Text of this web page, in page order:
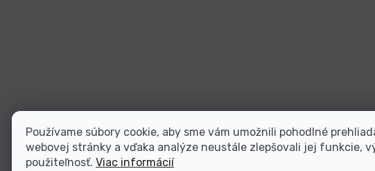
Používame súbory cookie, aby sme vám umožnili pohodlné
webovej stránky a vďaka analýze neustále zlepšovali jej funkcie,
použiteľnosť. Viac informácií